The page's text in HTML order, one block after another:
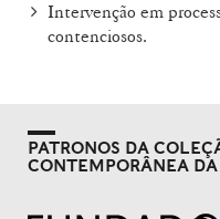
Intervenção em
contenciosos.
PATRONOS DA
CONTEMPORÂNEA